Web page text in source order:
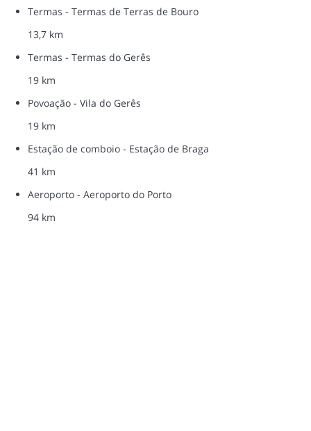
Termas - Termas de Terras de Bouro
13,7 km
Termas - Termas do Gerês
19 km
Povoação - Vila do Gerês
19 km
Estação de comboio - Estação de Braga
41 km
Aeroporto - Aeroporto do Porto
94 km